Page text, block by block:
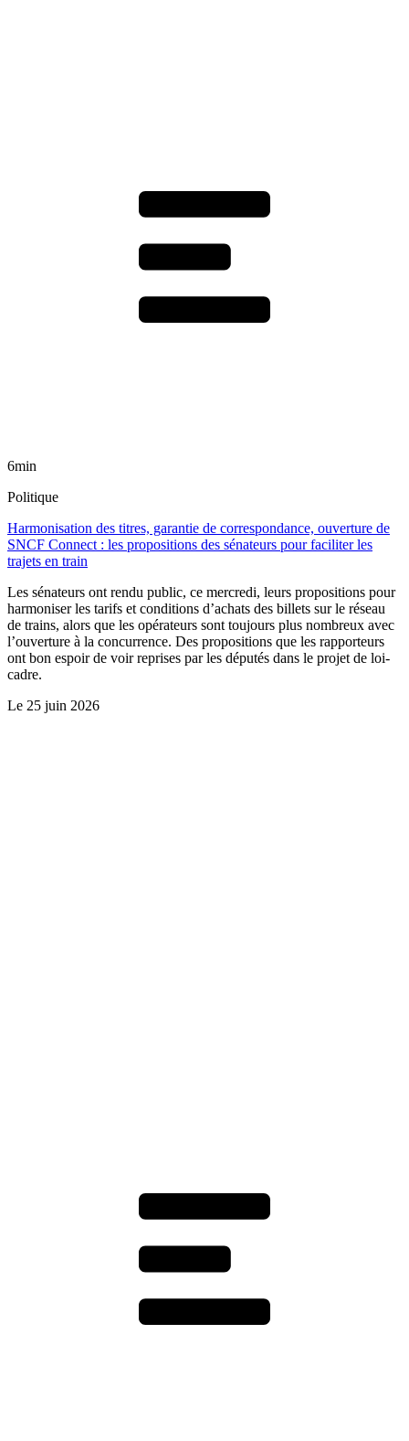
6min
Politique
Harmonisation des titres, garantie de correspondance, ouverture de
SNCF Connect : les propositions des sénateurs pour faciliter les
trajets en train
Les sénateurs ont rendu public, ce mercredi, leurs propositions pour
harmoniser les tarifs et conditions d’achats des billets sur le réseau
de trains, alors que les opérateurs sont toujours plus nombreux avec
l’ouverture à la concurrence. Des propositions que les rapporteurs
ont bon espoir de voir reprises par les députés dans le projet de loi-
cadre.
Le 25 juin 2026